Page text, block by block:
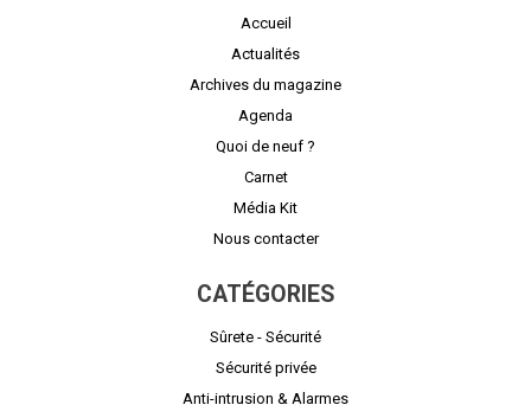
Accueil
Actualités
Archives du magazine
Agenda
Quoi de neuf ?
Carnet
Média Kit
Nous contacter
CATÉGORIES
Sûrete - Sécurité
Sécurité privée
Anti-intrusion & Alarmes